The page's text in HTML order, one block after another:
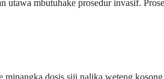
mbutuhake prosedur invasif.